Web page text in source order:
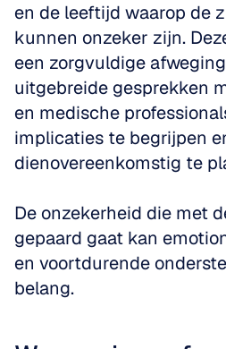
en de leeftijd waarop de
kunnen onzeker zijn.
een zorgvuldige
uitgebreide gesprekken
en medische
implicaties te begrijpen
dienovereenkomstig te
De onzekerheid die met
gepaard gaat kan
en voortdurende
belang.